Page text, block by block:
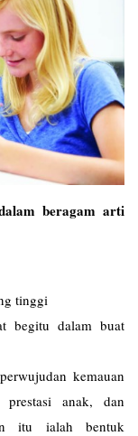
beragam arti
tinggi
begitu dalam buat
kemauan
prestasi anak, dan
itu ialah bentuk